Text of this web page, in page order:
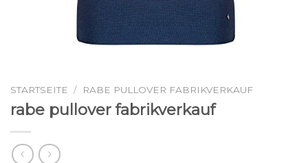
STARTSEITE / RABE PULLOVER FABRIKVERKAUF
rabe pullover fabrikverkauf